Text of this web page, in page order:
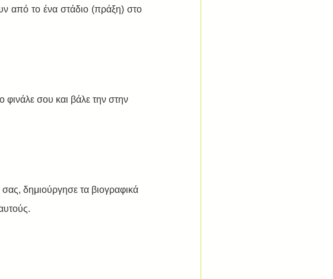
από το ένα στάδιο (πράξη) στο
φινάλε σου και βάλε την στην
δημιούργησε τα βιογραφικά